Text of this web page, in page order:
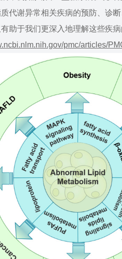
代谢异常相关疾病的预防、诊
助于我们更深入地理解这些疾
pmc/articles/